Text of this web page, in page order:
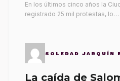
En los últimos cinco años la
registrado 25 mil protestas, lo…
SOLEDAD JARQUÍN
La caída de